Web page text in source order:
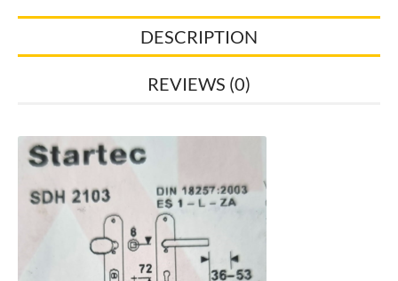
DESCRIPTION
REVIEWS (0)